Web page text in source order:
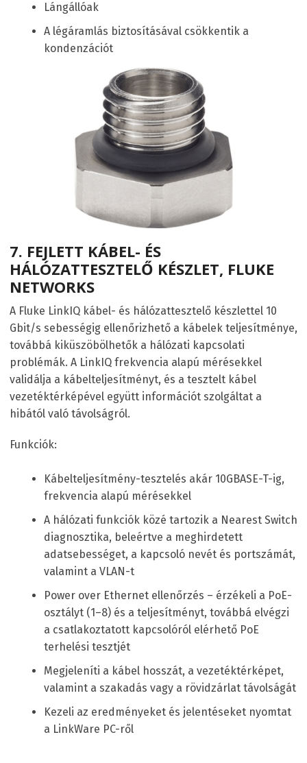
Lángállóak
A légáramlás biztosításával csökkentik a
kondenzációt
7. FEJLETT KÁBEL- ÉS
HÁLÓZATTESZTELŐ KÉSZLET, FLUKE
NETWORKS
A Fluke LinkIQ kábel- és hálózattesztelő készlettel 10
Gbit/s sebességig ellenőrizhető a kábelek teljesítménye,
továbbá kiküszöbölhetők a hálózati kapcsolati
problémák. A LinkIQ frekvencia alapú mérésekkel
validálja a kábelteljesítményt, és a tesztelt kábel
vezetéktérképével együtt információt szolgáltat a
hibától való távolságról.
Funkciók:
Kábelteljesítmény-tesztelés akár 10GBASE-T-ig,
frekvencia alapú mérésekkel
A hálózati funkciók közé tartozik a Nearest Switch
diagnosztika, beleértve a meghirdetett
adatsebességet, a kapcsoló nevét és portszámát,
valamint a VLAN-t
Power over Ethernet ellenőrzés – érzékeli a PoE-
osztályt (1–8) és a teljesítményt, továbbá elvégzi
a csatlakoztatott kapcsolóról elérhető PoE
terhelési tesztjét
Megjeleníti a kábel hosszát, a vezetéktérképet,
valamint a szakadás vagy a rövidzárlat távolságát
Kezeli az eredményeket és jelentéseket nyomtat
a LinkWare PC-ről